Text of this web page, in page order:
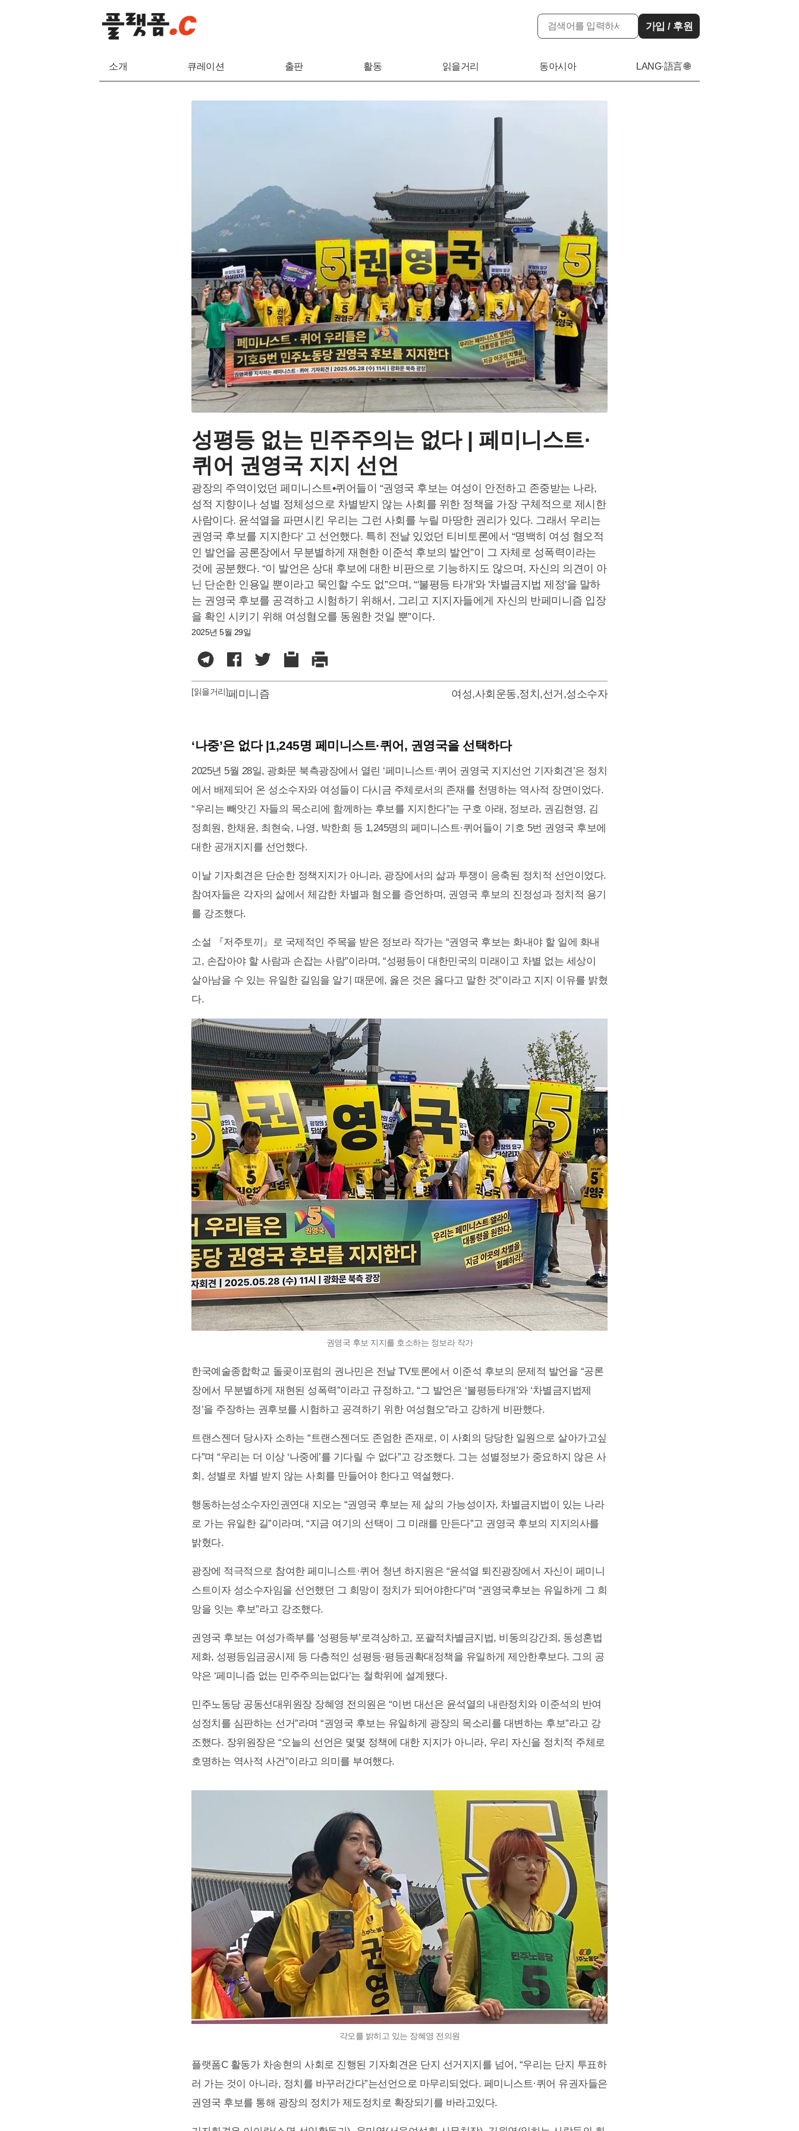
가입 / 후원
소개 큐레이션 출판 활동 읽을거리 동아시아 LANG·語言 🌐
성평등 없는 민주주의는 없다 | 페미니스트·
퀴어 권영국 지지 선언
광장의 주역이었던 페미니스트•퀴어들이 “권영국 후보는 여성이 안전하고 존중받는 나라,
성적 지향이나 성별 정체성으로 차별받지 않는 사회를 위한 정책을 가장 구체적으로 제시한
사람이다. 윤석열을 파면시킨 우리는 그런 사회를 누릴 마땅한 권리가 있다. 그래서 우리는
권영국 후보를 지지한다’ 고 선언했다. 특히 전날 있었던 티비토론에서 “명백히 여성 혐오적
인 발언을 공론장에서 무분별하게 재현한 이준석 후보의 발언”이 그 자체로 성폭력이라는
것에 공분했다. “이 발언은 상대 후보에 대한 비판으로 기능하지도 않으며, 자신의 의견이 아
닌 단순한 인용일 뿐이라고 묵인할 수도 없”으며, “'불평등 타개'와 '차별금지법 제정'을 말하
는 권영국 후보를 공격하고 시험하기 위해서, 그리고 지지자들에게 자신의 반페미니즘 입장
을 확인 시키기 위해 여성혐오를 동원한 것일 뿐”이다.
2025년 5월 29일
[읽을거리]페미니즘 여성,사회운동,정치,선거 ,성소수자
‘나중’은 없다 |1,245명 페미니스트·퀴어, 권영국을 선택하다
2025년 5월 28일, 광화문 북측광장에서 열린 ‘페미니스트·퀴어 권영국 지지선언 기자회견’은 정치
에서 배제되어 온 성소수자와 여성들이 다시금 주체로서의 존재를 천명하는 역사적 장면이었다.
“우리는 빼앗긴 자들의 목소리에 함께하는 후보를 지지한다”는 구호 아래, 정보라, 권김현영, 김
정희원, 한채윤, 최현숙, 나영, 박한희 등 1,245명의 페미니스트·퀴어들이 기호 5번 권영국 후보에
대한 공개지지를 선언했다.
이날 기자회견은 단순한 정책지지가 아니라, 광장에서의 삶과 투쟁이 응축된 정치적 선언이었다.
참여자들은 각자의 삶에서 체감한 차별과 혐오를 증언하며, 권영국 후보의 진정성과 정치적 용기
를 강조했다.
소설 『저주토끼』로 국제적인 주목을 받은 정보라 작가는 “권영국 후보는 화내야 할 일에 화내
고, 손잡아야 할 사람과 손잡는 사람”이라며, “성평등이 대한민국의 미래이고 차별 없는 세상이
살아남을 수 있는 유일한 길임을 알기 때문에, 옳은 것은 옳다고 말한 것”이라고 지지 이유를 밝혔
다.
권영국 후보 지지를 호소하는 정보라 작가
한국예술종합학교 돌곶이포럼의 권나민은 전날 TV토론에서 이준석 후보의 문제적 발언을 “공론
장에서 무분별하게 재현된 성폭력”이라고 규정하고, “그 발언은 ‘불평등타개’와 ‘차별금지법제
정’을 주장하는 권후보를 시험하고 공격하기 위한 여성혐오”라고 강하게 비판했다.
트랜스젠더 당사자 소하는 “트랜스젠더도 존엄한 존재로, 이 사회의 당당한 일원으로 살아가고싶
다”며 “우리는 더 이상 ‘나중에’를 기다릴 수 없다”고 강조했다. 그는 성별정보가 중요하지 않은 사
회, 성별로 차별 받지 않는 사회를 만들어야 한다고 역설했다.
행동하는성소수자인권연대 지오는 “권영국 후보는 제 삶의 가능성이자, 차별금지법이 있는 나라
로 가는 유일한 길”이라며, “지금 여기의 선택이 그 미래를 만든다”고 권영국 후보의 지지의사를
밝혔다.
광장에 적극적으로 참여한 페미니스트·퀴어 청년 하지원은 “윤석열 퇴진광장에서 자신이 페미니
스트이자 성소수자임을 선언했던 그 희망이 정치가 되어야한다”며 “권영국후보는 유일하게 그 희
망을 잇는 후보”라고 강조했다.
권영국 후보는 여성가족부를 ‘성평등부’로격상하고, 포괄적차별금지법, 비동의강간죄, 동성혼법
제화, 성평등임금공시제 등 다층적인 성평등·평등권확대정책을 유일하게 제안한후보다. 그의 공
약은 ‘페미니즘 없는 민주주의는없다’는 철학위에 설계됐다.
민주노동당 공동선대위원장 장혜영 전의원은 “이번 대선은 윤석열의 내란정치와 이준석의 반여
성정치를 심판하는 선거”라며 “권영국 후보는 유일하게 광장의 목소리를 대변하는 후보”라고 강
조했다. 장위원장은 “오늘의 선언은 몇몇 정책에 대한 지지가 아니라, 우리 자신을 정치적 주체로
호명하는 역사적 사건”이라고 의미를 부여했다.
각오를 밝히고 있는 장혜영 전의원
플랫폼C 활동가 차송현의 사회로 진행된 기자회견은 단지 선거지지를 넘어, “우리는 단지 투표하
러 가는 것이 아니라, 정치를 바꾸러간다”는선언으로 마무리되었다. 페미니스트·퀴어 유권자들은
권영국 후보를 통해 광장의 정치가 제도정치로 확장되기를 바라고있다.